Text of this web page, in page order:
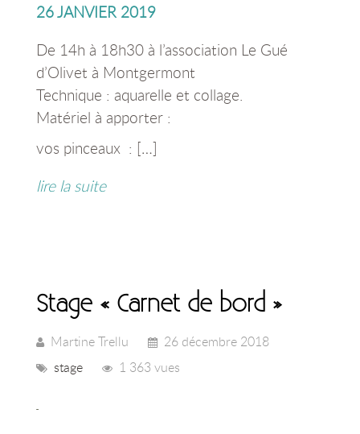
26 JANVIER 2019
De 14h à 18h30 à l’association Le Gué
d’Olivet à Montgermont
Technique : aquarelle et collage.
Matériel à apporter :
vos pinceaux : […]
lire la suite
Stage « Carnet de bord »
Martine Trellu
26 décembre 2018
stage
1 363 vues